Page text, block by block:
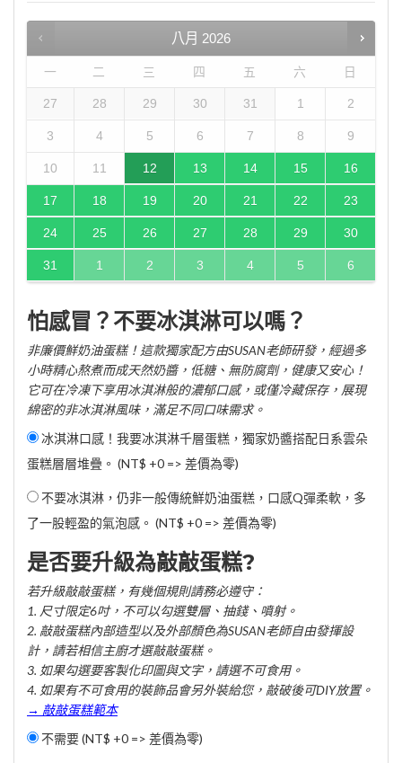
八月 2026
一 二 三 四 五 六 日
27 28 29 30 31 1 2
3 4 5 6 7 8 9
10 11 12 13 14 15 16
17 18 19 20 21 22 23
24 25 26 27 28 29 30
31 1 2 3 4 5 6
怕感冒？不要冰淇淋可以嗎？
非廉價鮮奶油蛋糕！這款獨家配方由SUSAN老師研發，經過多
小時精心熬煮而成天然奶醬，低糖、無防腐劑，健康又安心！
它可在冷凍下享用冰淇淋般的濃郁口感，或僅冷藏保存，展現
綿密的非冰淇淋風味，滿足不同口味需求。
冰淇淋口感！我要冰淇淋千層蛋糕，獨家奶醬搭配日系雲朵
蛋糕層層堆疊。 (NT$ +0 => 差價為零)
不要冰淇淋，仍非一般傳統鮮奶油蛋糕，口感Q彈柔軟，多
了一股輕盈的氣泡感。 (NT$ +0 => 差價為零)
是否要升級為敲敲蛋糕?
若升級敲敲蛋糕，有幾個規則請務必遵守：
1. 尺寸限定6吋，不可以勾選雙層、抽錢、噴射。
2. 敲敲蛋糕內部造型以及外部顏色為SUSAN老師自由發揮設
計，請若相信主廚才選敲敲蛋糕。
3. 如果勾選要客製化印圖與文字，請選不可食用。
4. 如果有不可食用的裝飾品會另外裝給您，敲破後可DIY放置。
→ 敲敲蛋糕範本
不需要 (NT$ +0 => 差價為零)